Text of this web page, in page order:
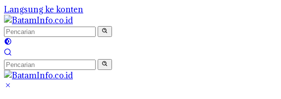
Langsung ke konten